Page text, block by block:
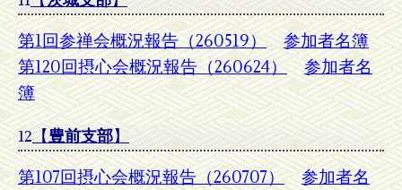
第1回参禅会概況報告（260519）
参加者名簿
第120回摂心会概況報告（260624）
参加者名
簿
12 【豊前支部】
第107回摂心会概況報告（260707）
参加者名